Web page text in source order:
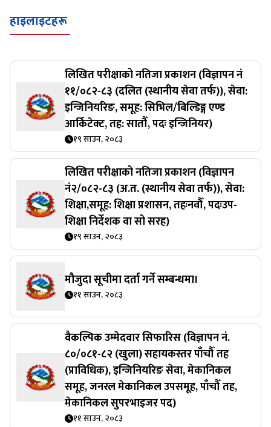
हाइलाइटहरू
लिखित परीक्षाको नतिजा प्रकाशन (विज्ञापन नं
११/०८२-८३ (दलित (स्थानीय सेवा तर्फ)), सेवा:
इन्जिनियरिङ, समूह: सिभिल/बिल्डिङ्ग एण्ड
आर्किटेक्ट, तह: सातौँ, पदः इन्जिनियर)
१९ साउन, २०८३
लिखित परीक्षाको नतिजा प्रकाशन (विज्ञापन
नं२/०८२-८३ (अ.त. (स्थानीय सेवा तर्फ)), सेवा:
शिक्षा,समूह: शिक्षा प्रशासन, तहःनवौँ, पदःउप-
शिक्षा निर्देशक वा सो सरह)
१९ साउन, २०८३
मौजुदा सूचीमा दर्ता गर्ने सम्बन्धमा।
११ साउन, २०८३
वैकल्पिक उम्मेदवार सिफारिस (विज्ञापन नं.
८०/०८१-८२ (खुला) सहायकस्तर पाँचौँ तह
(प्राविधिक), इन्जिनियरिङ सेवा, मेकानिकल
समूह, जनरल मेकानिकल उपसमूह, पाँचौँ तह,
मेकानिकल सुपरभाइजर पद)
११ साउन, २०८३